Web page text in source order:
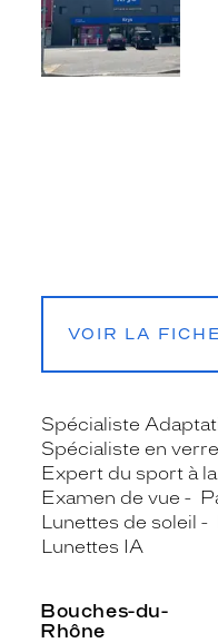
VOIR LA FICHE
Spécialiste
Spécialiste en
Expert du sport à
Examen de vue
Lunettes de soleil
Lunettes IA
Bouches-du-
Rhône